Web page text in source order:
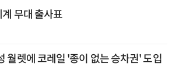
무대 출사표
월렛에 코레일 '종이 없는 승차권' 도입